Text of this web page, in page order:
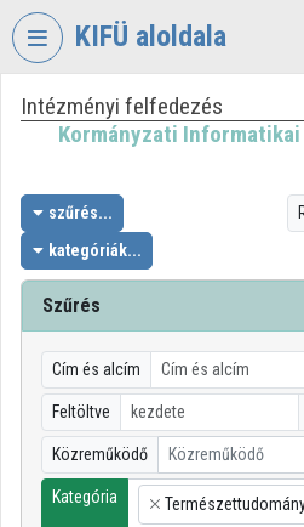
Fejléc kihagyása
KIFÜ aloldala
VIDEOTORIUM
INFORMATIKAI
FEJLESZTÉSI
ÜGYNÖKSÉG
Intézményi kezdőlap
Bejelentkezés
Intézményi felfedezés
Kategóriák
Intézményi listák
Intézményi felfedezés
Kormányzati
szűrés...
kategóriák...
Szűrés
Cím és alcím
Feltöltve
Közreműködő Közreműködő
Kategória
×